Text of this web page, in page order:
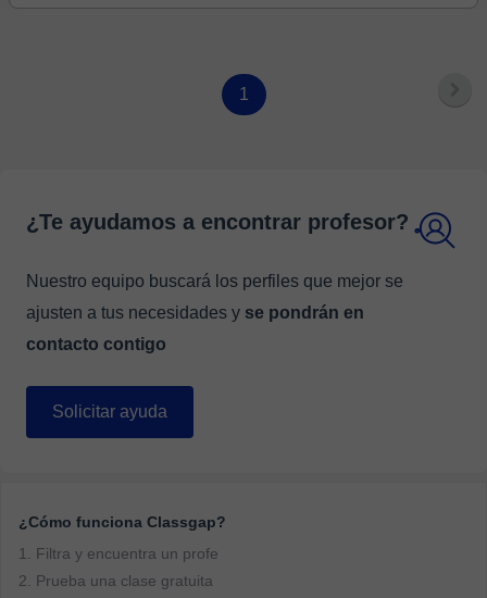
1
¿Te ayudamos a encontrar profesor?
Nuestro equipo buscará los perfiles que mejor se
ajusten a tus necesidades y se pondrán en
contacto contigo
Solicitar ayuda
¿Cómo funciona Classgap?
1. Filtra y encuentra un profe
2. Prueba una clase gratuita